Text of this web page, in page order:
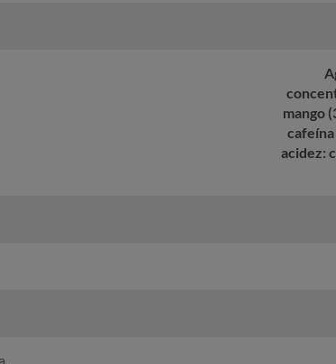
mango
acidez: